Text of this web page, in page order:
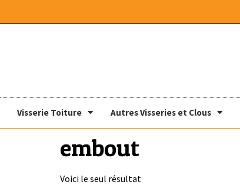
Visserie Toiture Autres Visseries et Clous
embout
Voici le seul résultat